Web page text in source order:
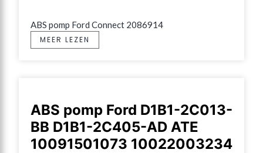
ABS pomp Ford Connect 2086914
MEER LEZEN
ABS pomp Ford D1B1-2C013-
BB D1B1-2C405-AD ATE
10091501073 10022003234